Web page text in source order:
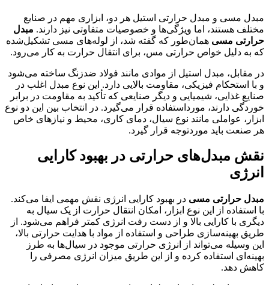
مبدل مسی و مبدل حرارتی استیل هر دو، ابزاری مهم در صنایع
مختلف هستند، اما ویژگی‌ها و خصوصیات متفاوتی نیز دارند. مبدل
حرارتی مسی همان‌طور که گفته شد، از لوله‌های مسی تشکیل‌شده
که به دلیل خواص حرارتی مس، برای انتقال حرارت به کار می‌رود.
در مقابل، مبدل استیل از موادی مانند فولاد ضدزنگ ساخته می‌شود
و با استحکام فیزیکی، مقاومت بالایی دارد. این نوع مبدل اغلب در
صنایع غذایی، شیمیایی و دیگر صنایعی که تأکید به مقاومت در برابر
خوردگی دارند، مورداستفاده قرار می‌گیرد. در انتخاب بین این دو نوع
ابزار، عواملی مانند نوع سیال، دمای کاری، محیط و نیازهای خاص
هر صنعت باید موردتوجه قرار گیرد.
نقش مبدل‌های حرارتی در بهبود کارایی
انرژی
مبدل حرارتی مسی در بهبود کارایی انرژی نقش مهمی ایفا می‌کند.
با استفاده از این نوع ابزار، امکان انتقال حرارت از یک سیال به
دیگری با کارایی بالا و از دست رفت انرژی کمتر فراهم می‌شود. از
طریق بهینه‌سازی طراحی و استفاده از مواد با هدایت حرارتی بالا،
این وسیله می‌تواند از انرژی حرارتی موجود در سیال‌ها به طرز
بهینه‌ای استفاده کرده و از این طریق میزان انرژی مصرفی را
کاهش دهد.